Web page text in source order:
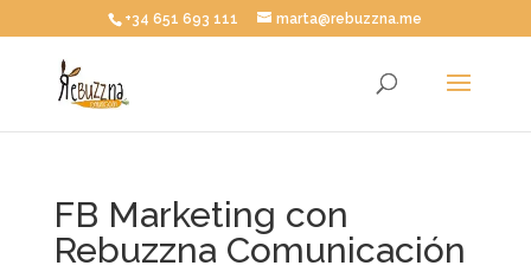
+34 651 693 111 marta@rebuzzna.me
FB Marketing con
Rebuzzna Comunicación